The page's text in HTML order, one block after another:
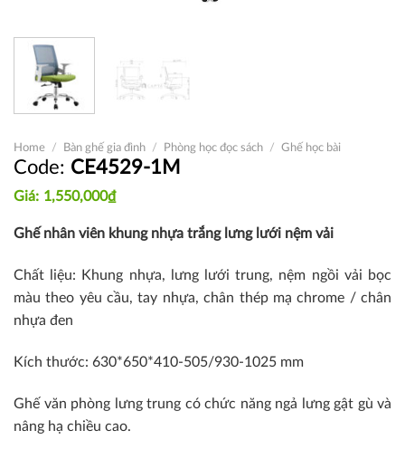
Home / Bàn ghế gia đình / Phòng học đọc sách / Ghế học bài
CE4529-1M
1,550,000₫
Ghế nhân viên khung nhựa trắng lưng lưới nệm vải
Chất liệu: Khung nhựa, lưng lưới trung, nệm ngồi vải bọc
màu theo yêu cầu, tay nhựa, chân thép mạ chrome / chân
nhựa đen
Kích thước: 630*650*410-505/930-1025 mm
Ghế văn phòng lưng trung có chức năng ngả lưng gật gù và
nâng hạ chiều cao.